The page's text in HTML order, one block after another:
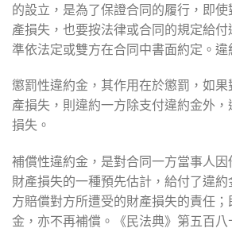
的設立，是為了保證合同的履行，即
產損失，也要按法律或合同的規定給
準依法定或雙方在合同中書面約定。違
懲罰性違約金，其作用在於懲罰，如
產損失，則違約一方除支付違約金外
損失。
補償性違約金，是對合同一方當事人
財產損失的一種預先估計，給付了違
方賠償對方所遭受的財產損失的責任
金，亦不再補償。《民法典》第五百八